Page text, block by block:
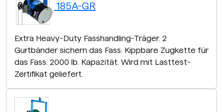
185A-GR
Extra Heavy-Duty Fasshandling-Träger. 2
Gurtbänder sichern das Fass. Kippbare Zugkette für
das Fass. 2000 lb. Kapazität. Wird mit Lasttest-
Zertifikat geliefert.